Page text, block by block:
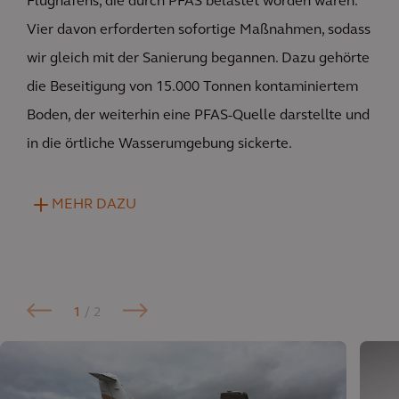
Vier davon erforderten sofortige Maßnahmen, sodass
wir gleich mit der Sanierung begannen. Dazu gehörte
die Beseitigung von 15.000 Tonnen kontaminiertem
Boden, der weiterhin eine PFAS-Quelle darstellte und
in die örtliche Wasserumgebung sickerte.
MEHR DAZU
1 / 2